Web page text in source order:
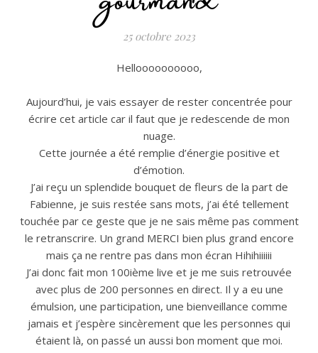
25 octobre 2023
Helloooooooooo,
Aujourd’hui, je vais essayer de rester concentrée pour
écrire cet article car il faut que je redescende de mon
nuage.
Cette journée a été remplie d’énergie positive et
d’émotion.
J’ai reçu un splendide bouquet de fleurs de la part de
Fabienne, je suis restée sans mots, j’ai été tellement
touchée par ce geste que je ne sais même pas comment
le retranscrire. Un grand MERCI bien plus grand encore
mais ça ne rentre pas dans mon écran Hihihiiiiii
J’ai donc fait mon 100ième live et je me suis retrouvée
avec plus de 200 personnes en direct. Il y a eu une
émulsion, une participation, une bienveillance comme
jamais et j’espère sincèrement que les personnes qui
étaient là, on passé un aussi bon moment que moi.